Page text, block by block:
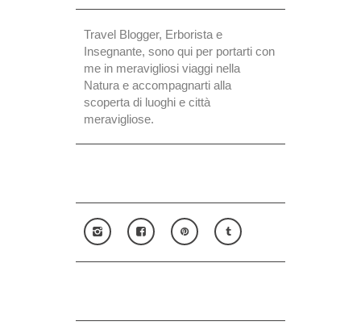
Travel Blogger, Erborista e
Insegnante, sono qui per portarti con
me in meravigliosi viaggi nella
Natura e accompagnarti alla
scoperta di luoghi e città
meravigliose.